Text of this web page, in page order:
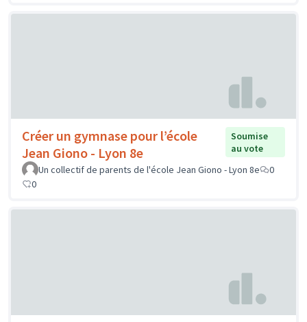
Créer un gymnase pour l’école
Jean Giono - Lyon 8e
Soumise
au vote
Un collectif de parents de l'école Jean Giono - Lyon 8e
0
0